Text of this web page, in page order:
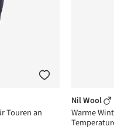
Touren an
Nil Wool
Warme